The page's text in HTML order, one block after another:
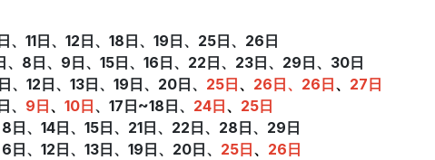
、11日、 12日、18日、 19日、25日、 26日
、8日、 9日、15日、 16日、22日、 23日、29日、 30日
、12日、 13日、19日、 20日、 25日、 26日、26日、 27日
、 9日、 10日、17日~18日、 24日、 25日
8日、14日、 15日、21日、 22日、28日、 29日
6日、12日、 13日、19日、 20日、 25日、 26日